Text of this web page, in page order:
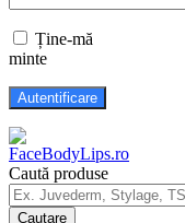
Ține-mă
minte
Caută produse